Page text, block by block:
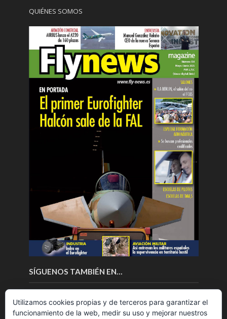
QUIÉNES SOMOS
SÍGUENOS TAMBIÉN EN…
Utilizamos cookies propias y de terceros para garantizar el
funcionamiento de la web, medir su uso y mejorar nuestros